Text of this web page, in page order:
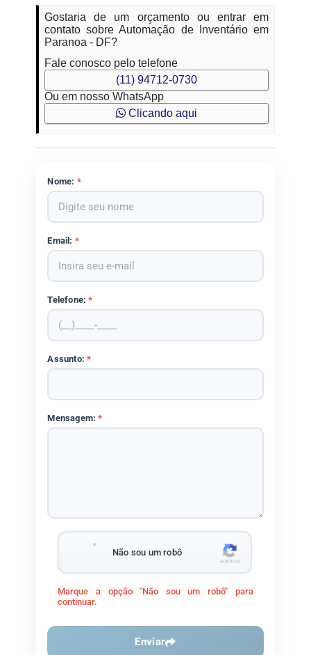
Gostaria de um orçamento ou entrar em
contato sobre Automação de Inventário em
Paranoa - DF?
Fale conosco pelo telefone
(11) 94712-0730
Ou em nosso WhatsApp
Clicando aqui
Nome: *
Email: *
Telefone:*
Assunto:*
Mensagem:*
Não sou um robô
Marque a opção "Não sou um robô" para
continuar.
Enviar